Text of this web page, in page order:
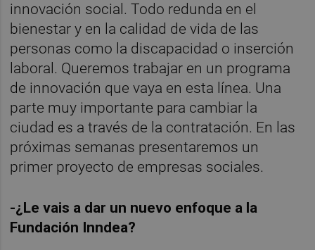
innovación social. Todo redunda en el
bienestar y en la calidad de vida de las
personas como la discapacidad o inserción
laboral. Queremos trabajar en un programa
de innovación que vaya en esta línea. Una
parte muy importante para cambiar la
ciudad es a través de la contratación. En las
próximas semanas presentaremos un
primer proyecto de empresas sociales.
-¿Le vais a dar un nuevo enfoque a la
Fundación Inndea?